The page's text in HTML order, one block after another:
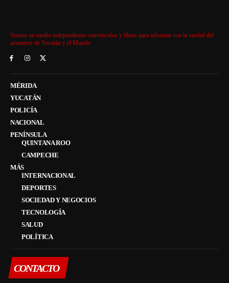
Somos un medio independiente convencidos y libres para informar con la verdad del
acontecer de Yucatán y el Mundo.
MÉRIDA
YUCATÁN
POLICÍA
NACIONAL
PENÍNSULA
QUINTANA ROO
CAMPECHE
MÁS
INTERNACIONAL
DEPORTES
SOCIEDAD Y NEGOCIOS
TECNOLOGÍA
SALUD
POLÍTICA
CONTACTO